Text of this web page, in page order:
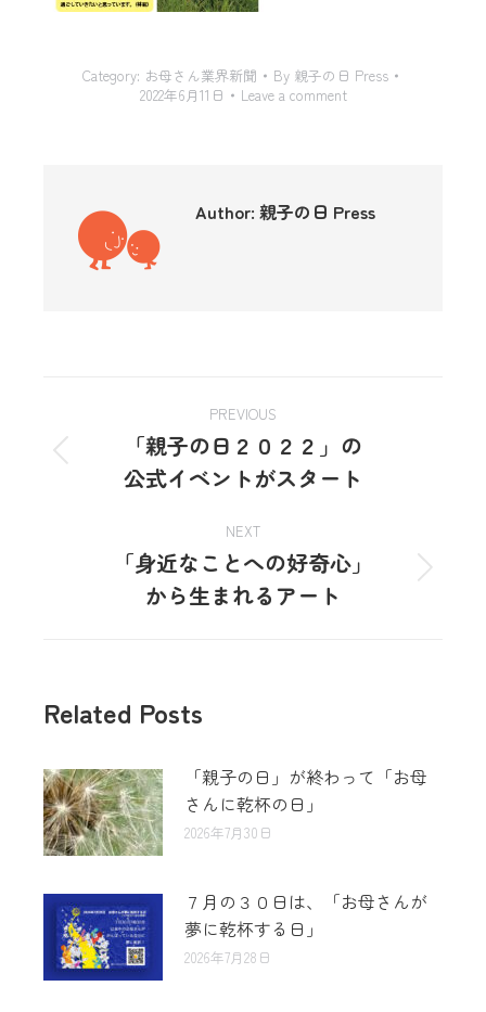
Category: お母さん業界新聞 By 親子の日 Press
2022年6月11日
Leave a comment
Author: 親子の日 Press
PREVIOUS
「親子の日２０２２」の
公式イベントがスタート
NEXT
「身近なことへの好奇心」
から生まれるアート
Related Posts
「親子の日」が終わって「お母
さんに乾杯の日」
2026年7月30日
７月の３０日は、「お母さんが
夢に乾杯する日」
2026年7月28日